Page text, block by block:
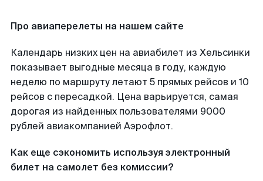
Про авиаперелеты на нашем сайте
Календарь низких цен на авиабилет из Хельсинки
показывает выгодные месяца в году, каждую
неделю по маршруту летают 5 прямых рейсов и 10
рейсов с пересадкой. Цена варьируется, самая
дорогая из найденных пользователями 9000
рублей авиакомпанией Аэрофлот.
Как еще сэкономить используя электронный
билет на самолет без комиссии?